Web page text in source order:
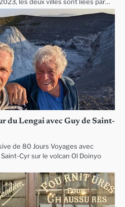
les deux villes sont liées par…
du Lengai avec Guy de Saint-
de 80 Jours Voyages avec
Cyr sur le volcan Ol Doinyo